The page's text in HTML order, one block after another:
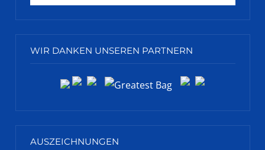
WIR DANKEN UNSEREN PARTNERN
AUSZEICHNUNGEN